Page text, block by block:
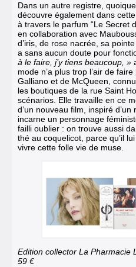
Dans un autre registre,
découvre également dans
à travers le parfum “Le Secret
en collaboration avec
d’iris, de rose nacrée, sa
a sans aucun doute pour
à le faire, j’y tiens beaucoup, »
mode n’a plus trop l’air de
Galliano et de McQueen,
les boutiques de la rue Saint
scénarios. Elle travaille en ce
d’un nouveau film, inspiré
incarne un personnage
failli oublier : on trouve aussi
thé au coquelicot, parce qu’il
vivre cette folle vie de muse.
Edition collector La Pharmacie
59 €